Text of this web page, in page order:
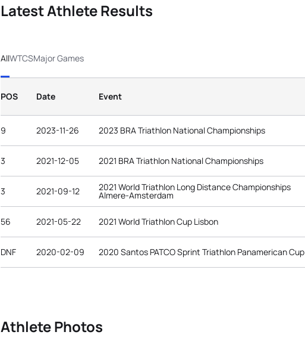
Latest Athlete Results
AllWTCSMajor Games
POS Date Event
9 2023-11-26 2023 BRA Triathlon National Championships
3 2021-12-05 2021 BRA Triathlon National Championships
3 2021-09-12 2021 World Triathlon Long Distance Championships
Almere-Amsterdam
56 2021-05-22 2021 World Triathlon Cup Lisbon
DNF 2020-02-09 2020 Santos PATCO Sprint Triathlon Panamerican Cup
Athlete Photos